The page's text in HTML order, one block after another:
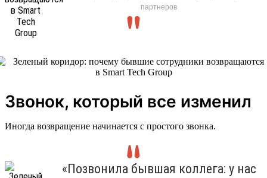
партнеров
Звонок, который все изменил
Иногда возвращение начинается с простого звонка.
«Позвонила бывшая коллега: у нас